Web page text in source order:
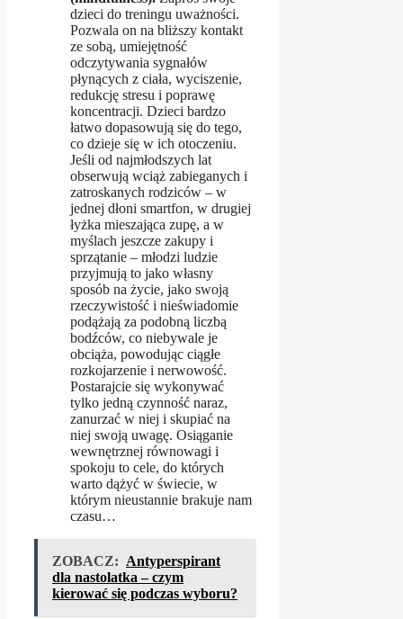
dzieci do treningu uważności.
Pozwala on na bliższy kontakt
ze sobą, umiejętność
odczytywania sygnałów
płynących z ciała, wyciszenie,
redukcję stresu i poprawę
koncentracji. Dzieci bardzo
łatwo dopasowują się do tego,
co dzieje się w ich otoczeniu.
Jeśli od najmłodszych lat
obserwują wciąż zabieganych i
zatroskanych rodziców – w
jednej dłoni smartfon, w drugiej
łyżka mieszająca zupę, a w
myślach jeszcze zakupy i
sprzątanie – młodzi ludzie
przyjmują to jako własny
sposób na życie, jako swoją
rzeczywistość i nieświadomie
podążają za podobną liczbą
bodźców, co niebywale je
obciąża, powodując ciągłe
rozkojarzenie i nerwowość.
Postarajcie się wykonywać
tylko jedną czynność naraz,
zanurzać w niej i skupiać na
niej swoją uwagę. Osiąganie
wewnętrznej równowagi i
spokoju to cele, do których
warto dążyć w świecie, w
którym nieustannie brakuje nam
czasu…
ZOBACZ: Antyperspirant
dla nastolatka – czym
kierować się podczas wyboru?